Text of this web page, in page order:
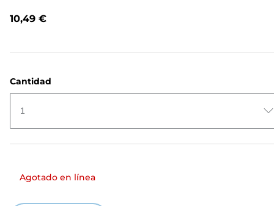
10,49 €
Cantidad
1
Agotado en línea